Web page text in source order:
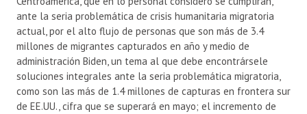
ante la seria problemática de crisis humanitaria migratoria
actual, por el alto flujo de personas que son más de 3.4
millones de migrantes capturados en año y medio de
administración Biden, un tema al que debe encontrársele
soluciones integrales ante la seria problemática migratoria,
como son las más de 1.4 millones de capturas en frontera sur
de EE.UU., cifra que se superará en mayo; el incremento de